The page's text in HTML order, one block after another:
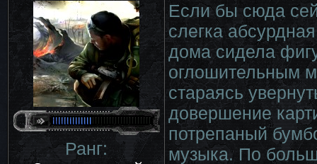
Ранг:
Если бы сюда
слегка
дома сидела
оглошительным
стараясь
довершение
потрепаный
музыка. По